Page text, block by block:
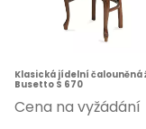
Klasická jídelní čalouněná
Busetto S 670
Cena na vyžádání